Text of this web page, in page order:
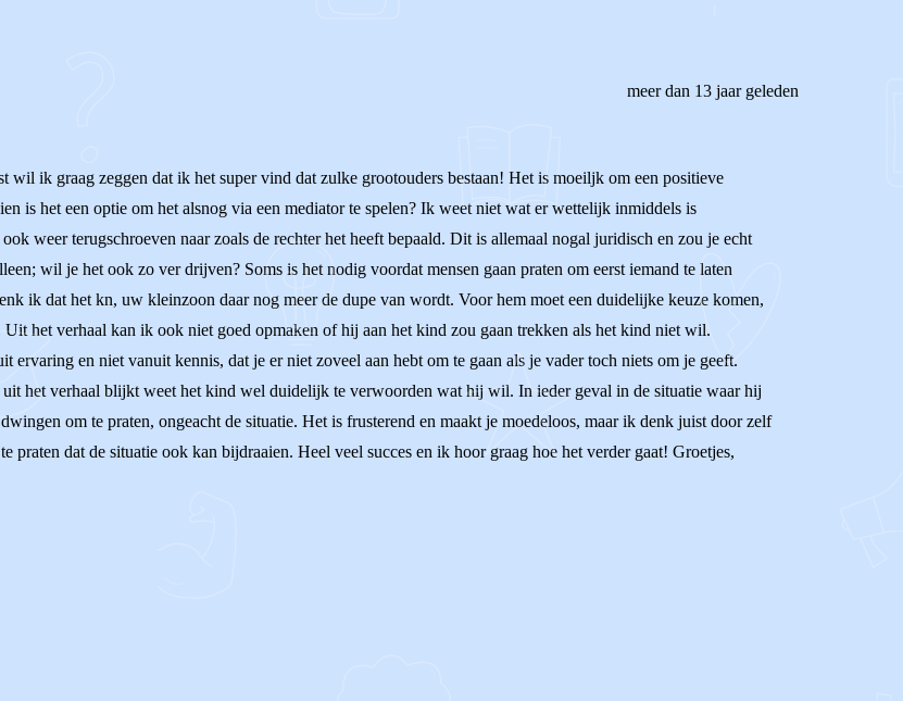
meer dan 13 jaar geleden
wil ik graag zeggen dat ik het super vind dat zulke grootouders bestaan! Het is moeiljk om een positieve
is het een optie om het alsnog via een mediator te spelen? Ik weet niet wat er wettelijk inmiddels is
weer terugschroeven naar zoals de rechter het heeft bepaald. Dit is allemaal nogal juridisch en zou je echt
wil je het ook zo ver drijven? Soms is het nodig voordat mensen gaan praten om eerst iemand te laten
ik dat het kn, uw kleinzoon daar nog meer de dupe van wordt. Voor hem moet een duidelijke keuze komen,
het verhaal kan ik ook niet goed opmaken of hij aan het kind zou gaan trekken als het kind niet wil.
en niet vanuit kennis, dat je er niet zoveel aan hebt om te gaan als je vader toch niets om je geeft.
het verhaal blijkt weet het kind wel duidelijk te verwoorden wat hij wil. In ieder geval in de situatie waar hij
om te praten, ongeacht de situatie. Het is frusterend en maakt je moedeloos, maar ik denk juist door zelf
praten dat de situatie ook kan bijdraaien. Heel veel succes en ik hoor graag hoe het verder gaat! Groetjes,